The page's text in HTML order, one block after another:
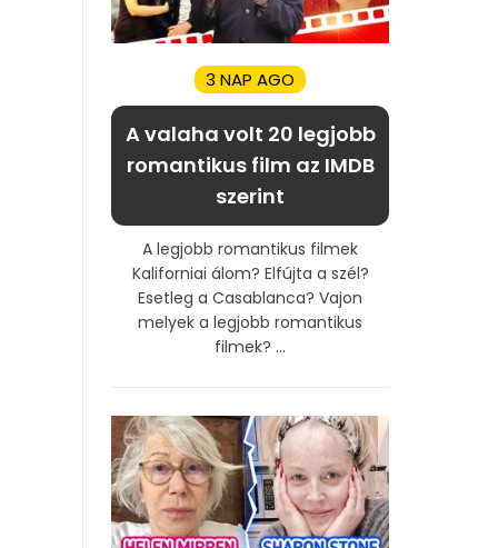
3 NAP AGO
A valaha volt 20 legjobb
romantikus film az IMDB
szerint
A legjobb romantikus filmek
Kaliforniai álom? Elfújta a szél?
Esetleg a Casablanca? Vajon
melyek a legjobb romantikus
filmek? ...